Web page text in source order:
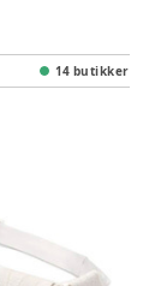
14 butikker